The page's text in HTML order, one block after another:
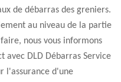
de débarras des greniers.
au niveau de la partie
nous vous informons
avec DLD Débarras Service
l'assurance d'une